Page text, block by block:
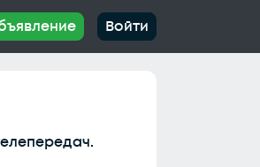
Войти